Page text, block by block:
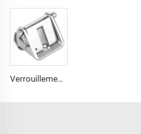
Verrouillement de chaîne d'ancre de bateau en acier inoxydable 316